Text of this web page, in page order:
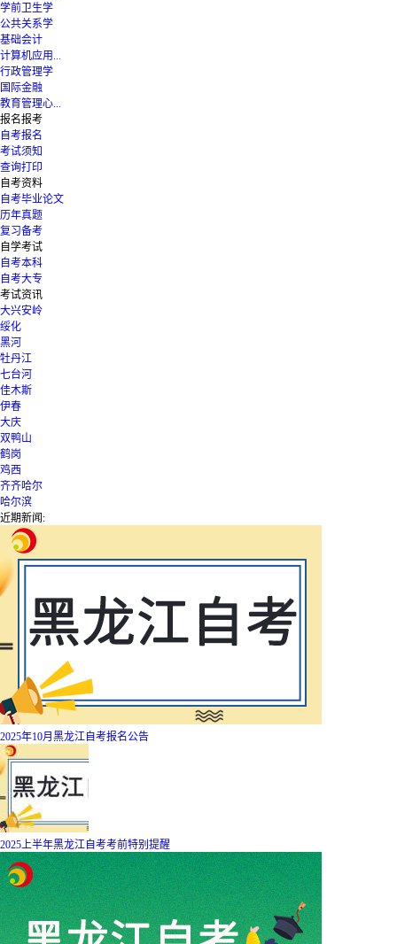
学前卫生学
公共关系学
基础会计
计算机应用...
行政管理学
国际金融
教育管理心...
报名报考
自考报名
考试须知
查询打印
自考资料
自考毕业论文
历年真题
复习备考
自学考试
自考本科
自考大专
考试资讯
大兴安岭
绥化
黑河
牡丹江
七台河
佳木斯
伊春
大庆
双鸭山
鹤岗
鸡西
齐齐哈尔
哈尔滨
近期新闻:
2025年10月黑龙江自考报名公告
2025上半年黑龙江自考考前特别提醒